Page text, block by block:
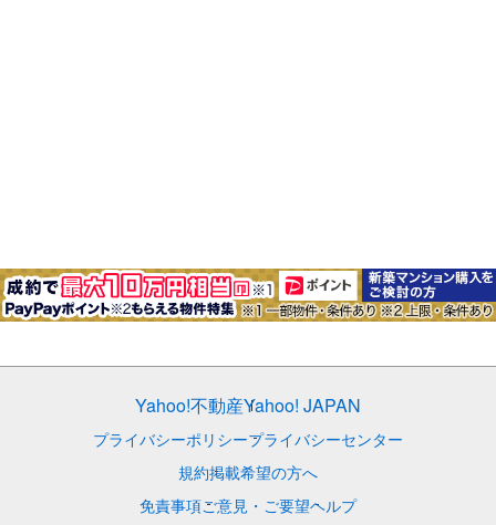
Yahoo!不動産Yahoo! JAPAN
プライバシーポリシープライバシーセンター
規約掲載希望の方へ
免責事項ご意見・ご要望ヘルプ